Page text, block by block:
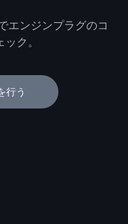
エンジンプラグのコ
ク。
行う